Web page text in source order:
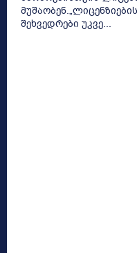
შეხვედრები უკვე...